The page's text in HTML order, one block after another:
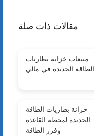
مقالات ذات صلة
مبيعات خزانة بطاريات
الطاقة الجديدة في مالي
خزانة بطاريات الطاقة
الجديدة لمحطة القاعدة
وفرز الطاقة